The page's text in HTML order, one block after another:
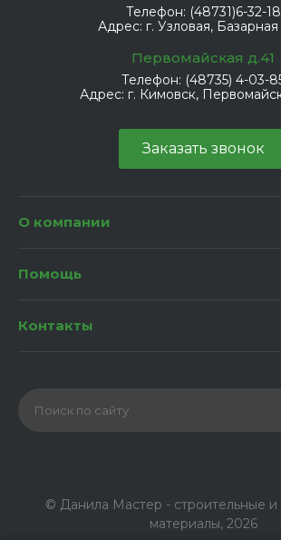
Телефон: (48731)6-32-18
Адрес: г. Узловая,
Первомайская д.41
Телефон: (48735) 4-03-
Адрес: г. Кимовск,
Заказать звонок
О компании
Помощь
Контакты
© Данила Мастер - строительные
материалы, 2026